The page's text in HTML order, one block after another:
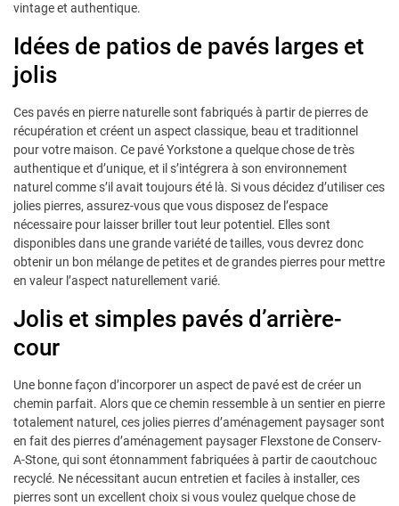
vintage et authentique.
Idées de patios de pavés larges et
jolis
Ces pavés en pierre naturelle sont fabriqués à partir de pierres de
récupération et créent un aspect classique, beau et traditionnel
pour votre maison. Ce pavé Yorkstone a quelque chose de très
authentique et d’unique, et il s’intégrera à son environnement
naturel comme s’il avait toujours été là. Si vous décidez d’utiliser ces
jolies pierres, assurez-vous que vous disposez de l’espace
nécessaire pour laisser briller tout leur potentiel. Elles sont
disponibles dans une grande variété de tailles, vous devrez donc
obtenir un bon mélange de petites et de grandes pierres pour mettre
en valeur l’aspect naturellement varié.
Jolis et simples pavés d’arrière-
cour
Une bonne façon d’incorporer un aspect de pavé est de créer un
chemin parfait. Alors que ce chemin ressemble à un sentier en pierre
totalement naturel, ces jolies pierres d’aménagement paysager sont
en fait des pierres d’aménagement paysager Flexstone de Conserv-
A-Stone, qui sont étonnamment fabriquées à partir de caoutchouc
recyclé. Ne nécessitant aucun entretien et faciles à installer, ces
pierres sont un excellent choix si vous voulez quelque chose de